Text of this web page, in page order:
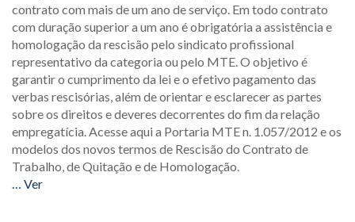
contrato com mais de um ano de serviço. Em todo contrato
com duração superior a um ano é obrigatória a assistência e
homologação da rescisão pelo sindicato profissional
representativo da categoria ou pelo MTE. O objetivo é
garantir o cumprimento da lei e o efetivo pagamento das
verbas rescisórias, além de orientar e esclarecer as partes
sobre os direitos e deveres decorrentes do fim da relação
empregatícia. Acesse aqui a Portaria MTE n. 1.057/2012 e os
modelos dos novos termos de Rescisão do Contrato de
Trabalho, de Quitação e de Homologação.
… Ver